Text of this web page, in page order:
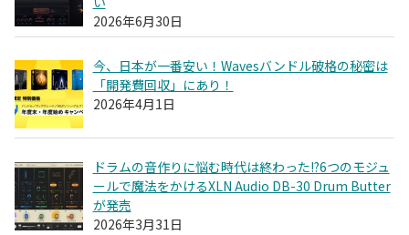
2026年6月30日
今、日本が一番安い！Wavesバンドル破格の秘密は
「開発費回収」にあり！
2026年4月1日
ドラムの音作りに悩む時代は終わった!?6つのモジュ
ールで魔法をかけるXLN Audio DB-30 Drum Butter
が発売
2026年3月31日